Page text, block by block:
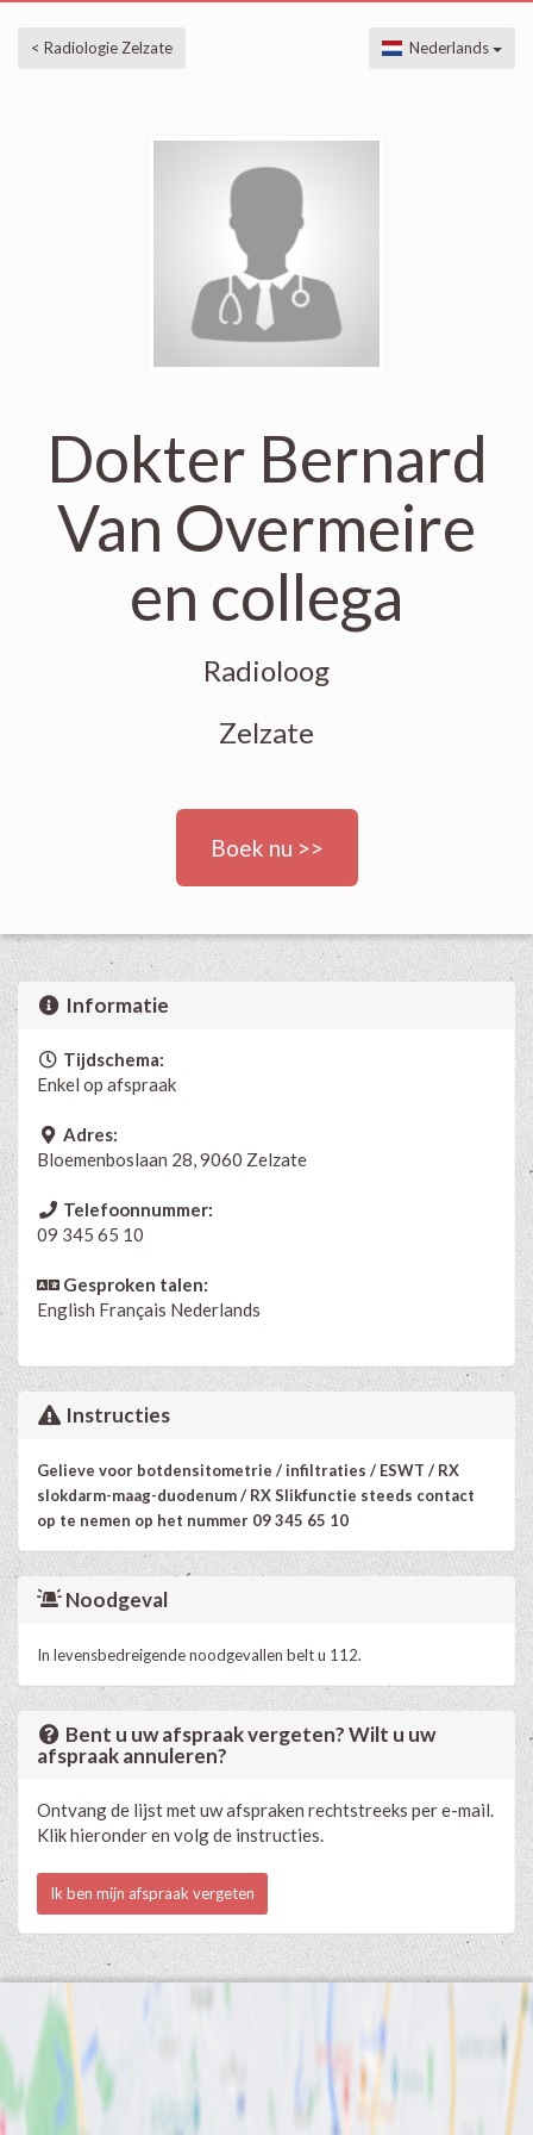
< Radiologie Zelzate Nederlands
Dokter Bernard
Van Overmeire
en collega
Radioloog
Zelzate
Boek nu >>
Informatie
Tijdschema:
Enkel op afspraak
Adres:
Bloemenboslaan 28, 9060 Zelzate
Telefoonnummer:
09 345 65 10
Gesproken talen:
English Français Nederlands
Instructies
Gelieve voor botdensitometrie / infiltraties / ESWT / RX
slokdarm-maag-duodenum / RX Slikfunctie steeds contact
op te nemen op het nummer 09 345 65 10
Noodgeval
In levensbedreigende noodgevallen belt u 112.
Bent u uw afspraak vergeten? Wilt u uw
afspraak annuleren?
Ontvang de lijst met uw afspraken rechtstreeks per e-mail.
Klik hieronder en volg de instructies.
Ik ben mijn afspraak vergeten